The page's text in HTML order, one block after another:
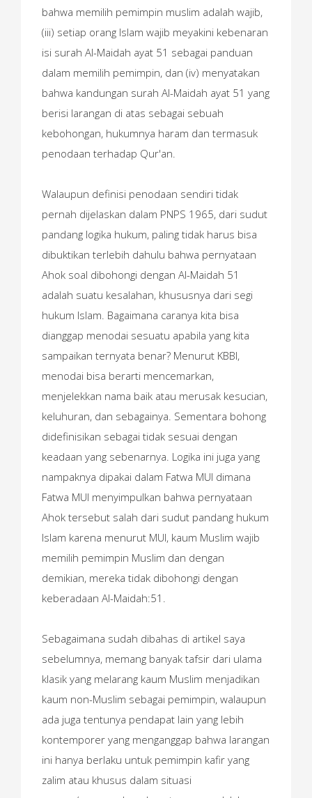
bahwa memilih pemimpin muslim adalah wajib,
(iii) setiap orang Islam wajib meyakini kebenaran
isi surah Al-Maidah ayat 51 sebagai panduan
dalam memilih pemimpin, dan (iv) menyatakan
bahwa kandungan surah Al-Maidah ayat 51 yang
berisi larangan di atas sebagai sebuah
kebohongan, hukumnya haram dan termasuk
penodaan terhadap Qur'an.
Walaupun definisi penodaan sendiri tidak
pernah dijelaskan dalam PNPS 1965, dari sudut
pandang logika hukum, paling tidak harus bisa
dibuktikan terlebih dahulu bahwa pernyataan
Ahok soal dibohongi dengan Al-Maidah 51
adalah suatu kesalahan, khususnya dari segi
hukum Islam. Bagaimana caranya kita bisa
dianggap menodai sesuatu apabila yang kita
sampaikan ternyata benar? Menurut KBBI,
menodai bisa berarti mencemarkan,
menjelekkan nama baik atau merusak kesucian,
keluhuran, dan sebagainya. Sementara bohong
didefinisikan sebagai tidak sesuai dengan
keadaan yang sebenarnya. Logika ini juga yang
nampaknya dipakai dalam Fatwa MUI dimana
Fatwa MUI menyimpulkan bahwa pernyataan
Ahok tersebut salah dari sudut pandang hukum
Islam karena menurut MUI, kaum Muslim wajib
memilih pemimpin Muslim dan dengan
demikian, mereka tidak dibohongi dengan
keberadaan Al-Maidah:51.
Sebagaimana sudah dibahas di artikel saya
sebelumnya, memang banyak tafsir dari ulama
klasik yang melarang kaum Muslim menjadikan
kaum non-Muslim sebagai pemimpin, walaupun
ada juga tentunya pendapat lain yang lebih
kontemporer yang menganggap bahwa larangan
ini hanya berlaku untuk pemimpin kafir yang
zalim atau khusus dalam situasi